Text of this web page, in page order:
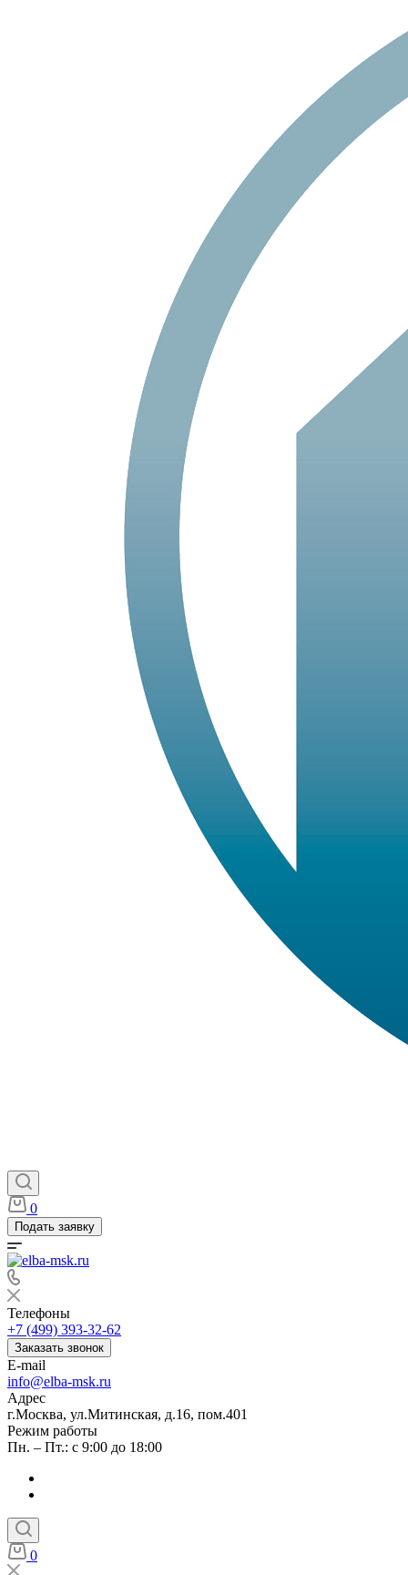
0
Подать заявку
Телефоны
+7 (499) 393-32-62
Заказать звонок
E-mail
info@elba-msk.ru
Адрес
г.Москва, ул.Митинская, д.16, пом.401
Режим работы
Пн. – Пт.: с 9:00 до 18:00
0